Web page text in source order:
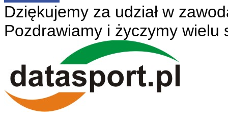
Dziękujemy za udział w
Pozdrawiamy i życzymy wielu